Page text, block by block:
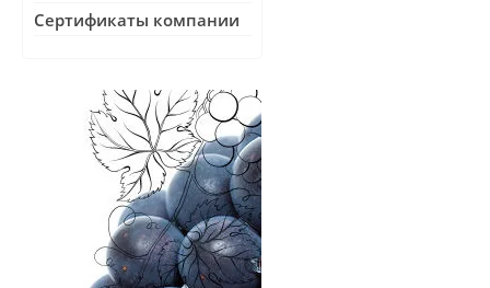
Сертификаты компании